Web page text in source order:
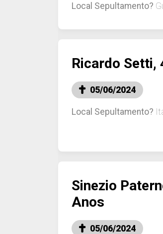
Local Sepultamento?
Ricardo Setti,
05/06/2024
Local Sepultamento?
Sinezio
Anos
05/06/2024